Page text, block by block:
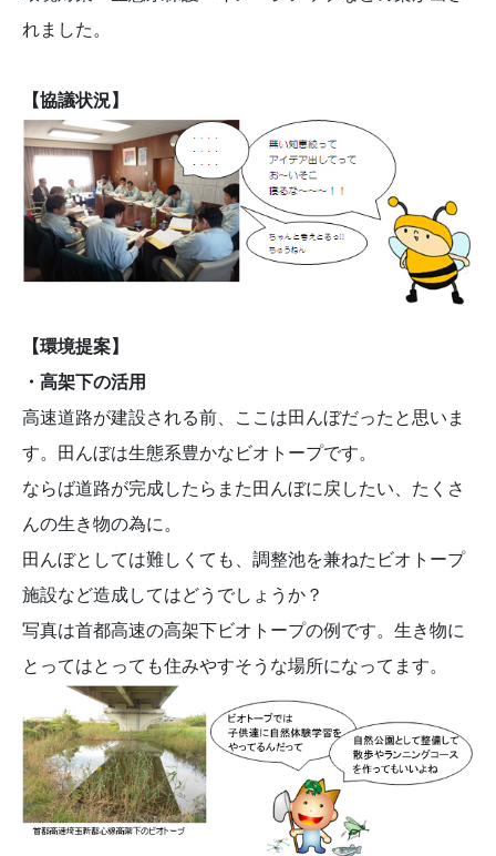
れました。
【協議状況】
【環境提案】
・高架下の活用
高速道路が建設される前、ここは田んぼだったと思いま
す。田んぼは生態系豊かなビオトープです。
ならば道路が完成したらまた田んぼに戻したい、たくさ
んの生き物の為に。
田んぼとしては難しくても、調整池を兼ねたビオトープ
施設など造成してはどうでしょうか？
写真は首都高速の高架下ビオトープの例です。生き物に
とってはとっても住みやすそうな場所になってます。